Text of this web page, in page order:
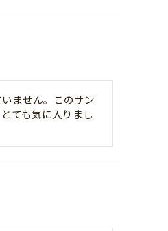
ません。このサン
ても気に入りまし